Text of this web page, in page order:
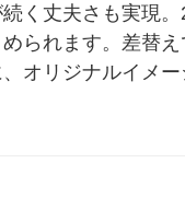
く丈夫さも実現
られます。差替
オリジナルイメ